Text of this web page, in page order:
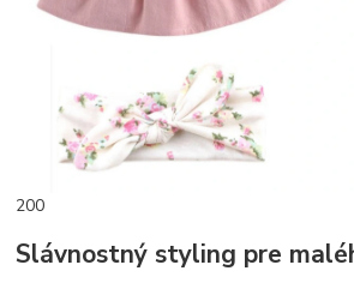
200
Slávnostný styling pre